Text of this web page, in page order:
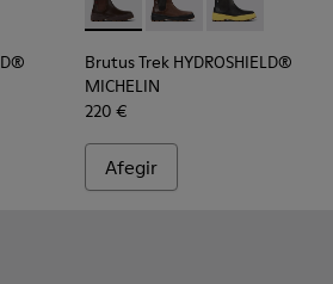
MICHELIN - K300484-002 -
MICHELIN -
HYDROSHIELD® MICHELIN -
Brutus TrekBrutus TrekBrutus Trek
Brutus Trek HYDROSHIELD®
MICHELIN
220 €
Afegir